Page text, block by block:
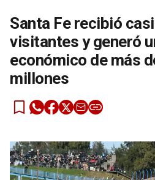
Santa Fe recibió
visitantes y generó
económico de más
millones